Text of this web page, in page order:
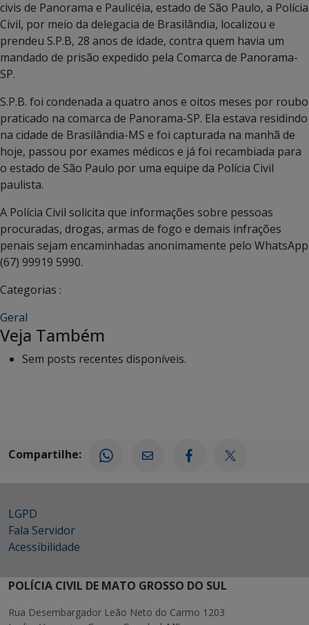
civis de Panorama e Paulicéia, estado de São Paulo, a Polícia
Civil, por meio da delegacia de Brasilândia, localizou e
prendeu S.P.B, 28 anos de idade, contra quem havia um
mandado de prisão expedido pela Comarca de Panorama-
SP.
S.P.B. foi condenada a quatro anos e oitos meses por roubo
praticado na comarca de Panorama-SP. Ela estava residindo
na cidade de Brasilândia-MS e foi capturada na manhã de
hoje, passou por exames médicos e já foi recambiada para
o estado de São Paulo por uma equipe da Polícia Civil
paulista.
A Polícia Civil solicita que informações sobre pessoas
procuradas, drogas, armas de fogo e demais infrações
penais sejam encaminhadas anonimamente pelo WhatsApp
(67) 99919 5990.
Categorias :
Geral
Veja Também
Sem posts recentes disponíveis.
Compartilhe:
LGPD
Fala Servidor
Acessibilidade
POLÍCIA CIVIL DE MATO GROSSO DO SUL
Rua Desembargador Leão Neto do Carmo 1203